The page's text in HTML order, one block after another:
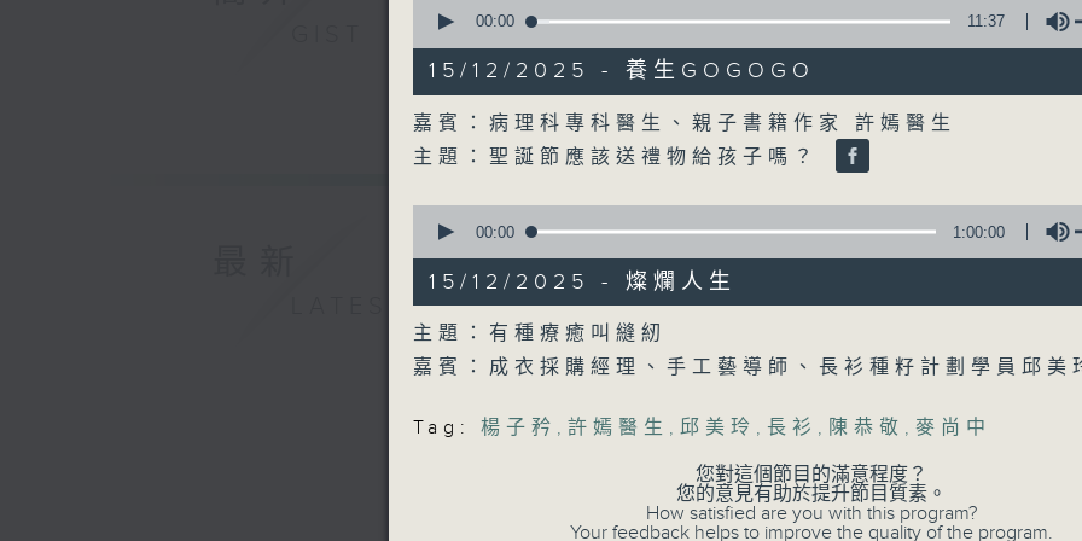
seconds
11
minutes,
37
secondsVolume
90%
00:00 11:37
15/12/2025 - 養生GOGOGO
嘉賓：病理科專科醫生、親子書籍作家 許嫣醫生
主題：聖誕節應該送禮物給孩子嗎？
seconds
hour,
0
secondsVolume
90%
00:00 1:00:00
15/12/2025 - 燦爛人生
主題：有種療癒叫縫紉
嘉賓：成衣採購經理、手工藝導師、長衫種籽計劃學員邱
Tag: 楊子矜 , 許嫣醫生 , 邱美玲 , 長衫 , 陳恭敬 , 麥尚中
您對這個節目的滿意程度？
您的意見有助於提升節目質素。
How satisfied are you with this program?
Your feedback helps to improve the quality of the program.